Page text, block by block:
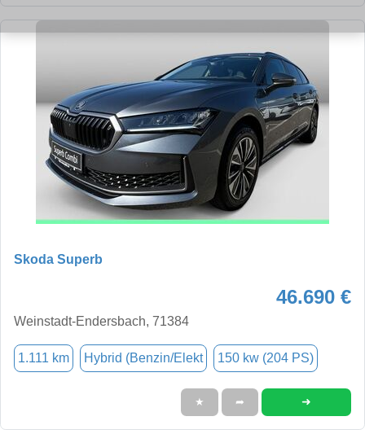
Skoda Superb
46.690 €
Weinstadt-Endersbach, 71384
1.111 km Hybrid (Benzin/Elekt 150 kw (204 PS)
★ ➦ ➜